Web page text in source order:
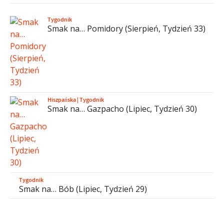
Tygodnik
Smak na… Pomidory (Sierpień, Tydzień 33)
Hiszpańska|Tygodnik
Smak na… Gazpacho (Lipiec, Tydzień 30)
Tygodnik
Smak na… Bób (Lipiec, Tydzień 29)